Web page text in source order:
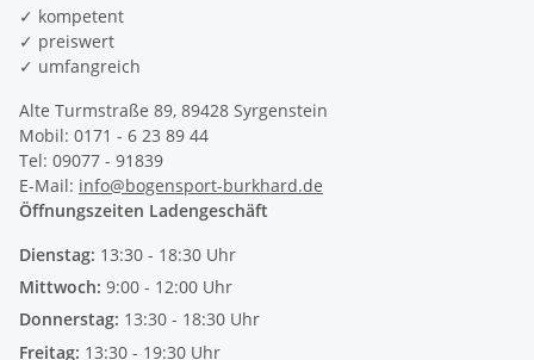
✓ kompetent
✓ preiswert
✓ umfangreich
Alte Turmstraße 89, 89428 Syrgenstein
Mobil: 0171 - 6 23 89 44
Tel: 09077 - 91839
E-Mail: info@bogensport-burkhard.de
Öffnungszeiten Ladengeschäft
Dienstag: 13:30 - 18:30 Uhr
Mittwoch: 9:00 - 12:00 Uhr
Donnerstag: 13:30 - 18:30 Uhr
Freitag: 13:30 - 19:30 Uhr